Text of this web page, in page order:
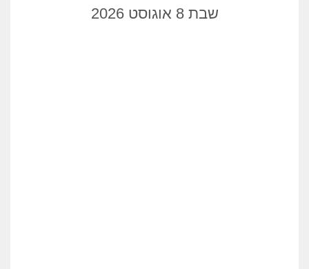
שבת 8 אוגוסט 2026